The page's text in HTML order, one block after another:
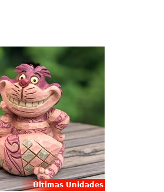
Últimas Unidades
Figura Gato Cheshire Mini
figura mini del Gato
basado en el clásico de
País de las Maravillas
Con esta figura de
de 8 cm., de altura.